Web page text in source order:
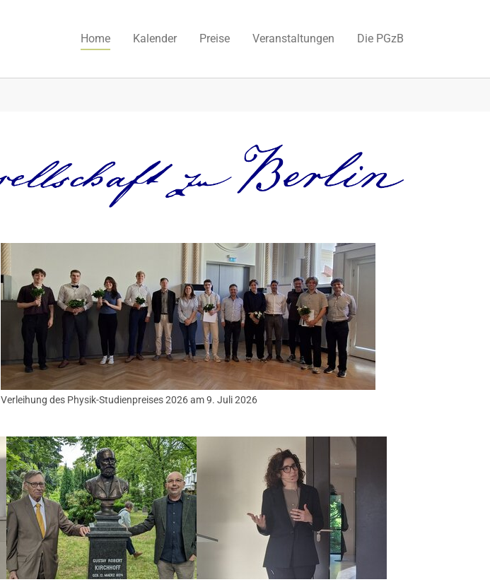
Home(current)Kalender Preise Veranstaltungen Die PGzB
Verleihung des Physik-Studienpreises 2026 am 9. Juli 2026